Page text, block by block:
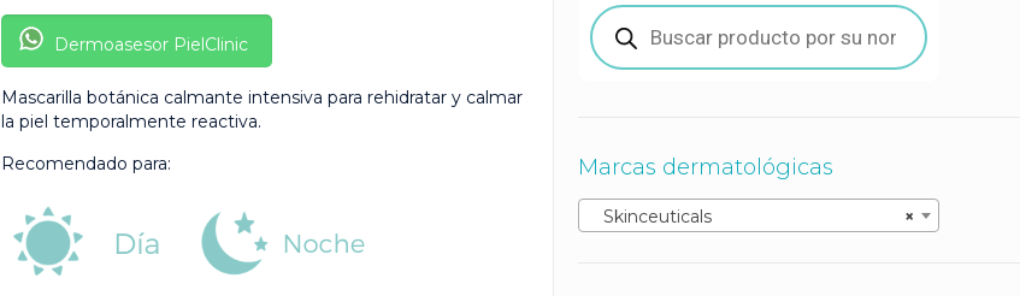
Dermoasesor PielClinic
Mascarilla botánica calmante intensiva para rehidratar y calmar
la piel temporalmente reactiva.
Recomendado para:
Búsqueda
de
productos
Marcas dermatológicas
×
Skinceuticals